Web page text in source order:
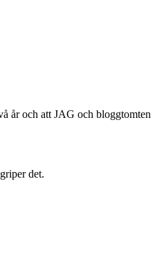
år och att JAG och bloggtomten
det.